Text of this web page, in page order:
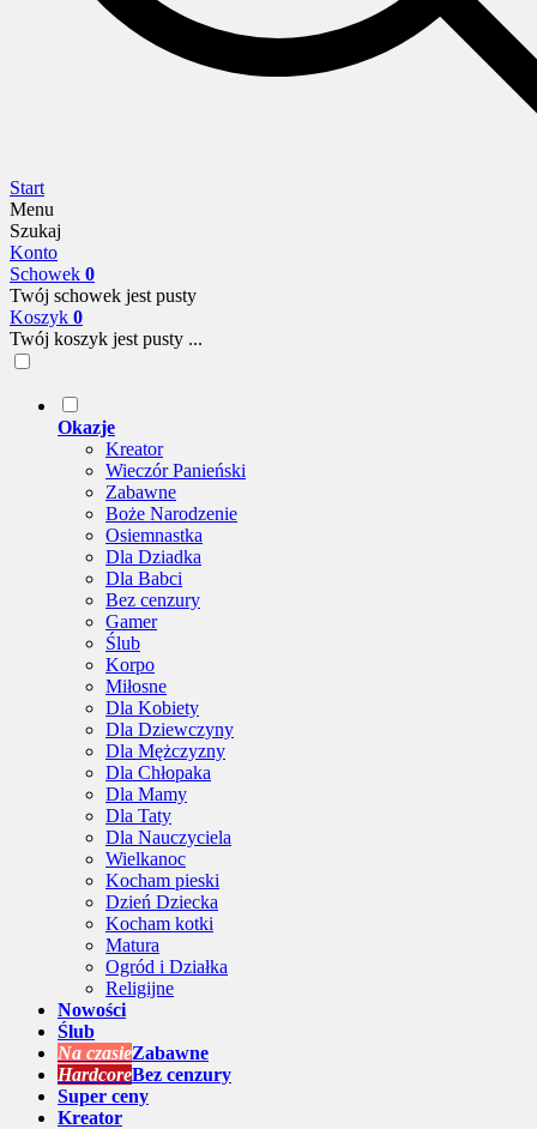
Start
Menu
Szukaj
Konto
Schowek 0
Twój schowek jest pusty
Koszyk 0
Twój koszyk jest pusty ...
Okazje
Kreator
Wieczór Panieński
Zabawne
Boże Narodzenie
Osiemnastka
Dla Dziadka
Dla Babci
Bez cenzury
Gamer
Ślub
Korpo
Miłosne
Dla Kobiety
Dla Dziewczyny
Dla Mężczyzny
Dla Chłopaka
Dla Mamy
Dla Taty
Dla Nauczyciela
Wielkanoc
Kocham pieski
Dzień Dziecka
Kocham kotki
Matura
Ogród i Działka
Religijne
Nowości
Ślub
Na czasieZabawne
HardcoreBez cenzury
Super ceny
Kreator